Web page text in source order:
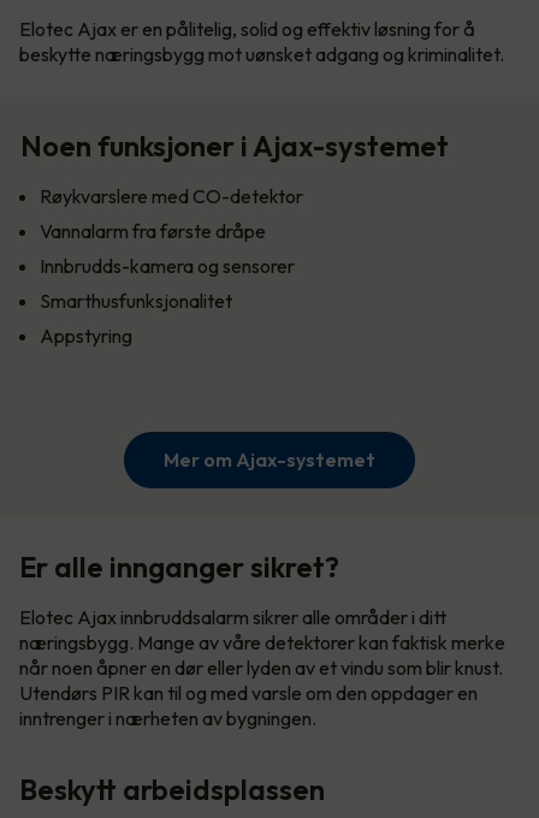
Elotec Ajax er en pålitelig, solid og effektiv løsning for å
beskytte næringsbygg mot uønsket adgang og kriminalitet.
Noen funksjoner i Ajax-systemet
Røykvarslere med CO-detektor
Vannalarm fra første dråpe
Innbrudds-kamera og sensorer
Smarthusfunksjonalitet
Appstyring
Mer om Ajax-systemet
Er alle innganger sikret?
Elotec Ajax innbruddsalarm sikrer alle områder i ditt
næringsbygg. Mange av våre detektorer kan faktisk merke
når noen åpner en dør eller lyden av et vindu som blir knust.
Utendørs PIR kan til og med varsle om den oppdager en
inntrenger i nærheten av bygningen.
Beskytt arbeidsplassen